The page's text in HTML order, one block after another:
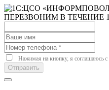
ПЕРЕЗВОНИМ В ТЕЧЕНИЕ
Нажимая на кнопку, я соглашаюсь с
Отправить